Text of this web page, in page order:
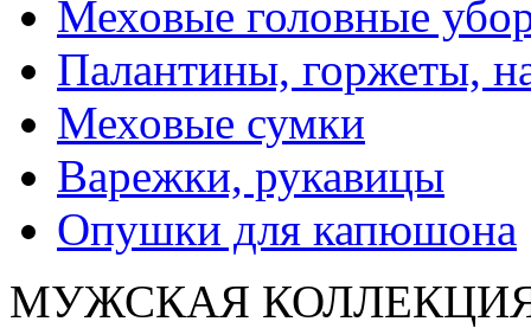
Меховые головные
Палантины, горжеты,
Меховые сумки
Варежки, рукавицы
Опушки для капюшона
МУЖСКАЯ